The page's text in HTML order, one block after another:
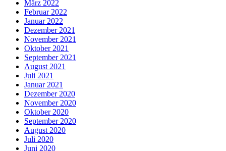
März 2022
Februar 2022
Januar 2022
Dezember 2021
November 2021
Oktober 2021
September 2021
August 2021
Juli 2021
Januar 2021
Dezember 2020
November 2020
Oktober 2020
September 2020
August 2020
Juli 2020
Juni 2020